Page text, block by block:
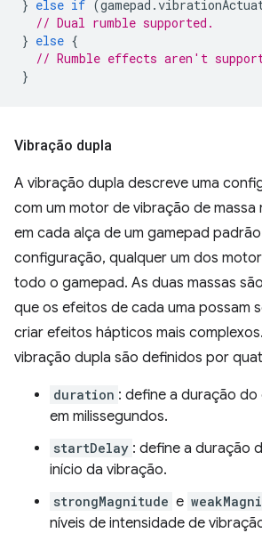
} else if (gamepad .
// Dual rumble supported.
} else {
// Rumble effects aren't
}
Vibração dupla
A vibração dupla descreve uma
com um motor de vibração de
em cada alça de um gamepad
configuração, qualquer um dos
todo o gamepad. As duas massas
que os efeitos de cada uma possam
criar efeitos hápticos mais
vibração dupla são definidos por
duration : define a duração
em milissegundos.
startDelay : define a duração
início da vibração.
strongMagnitude e
níveis de intensidade de